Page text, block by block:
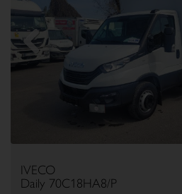
Previous
IVECO
Daily 70C18HA8/P